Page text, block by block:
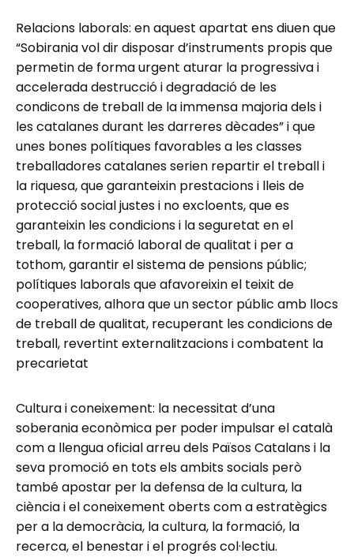
Relacions laborals: en aquest apartat ens diuen que
“Sobirania vol dir disposar d’instruments propis que
permetin de forma urgent aturar la progressiva i
accelerada destrucció i degradació de les
condicons de treball de la immensa majoria dels i
les catalanes durant les darreres dècades” i que
unes bones polítiques favorables a les classes
treballadores catalanes serien repartir el treball i
la riquesa, que garanteixin prestacions i lleis de
protecció social justes i no excloents, que es
garanteixin les condicions i la seguretat en el
treball, la formació laboral de qualitat i per a
tothom, garantir el sistema de pensions públic;
polítiques laborals que afavoreixin el teixit de
cooperatives, alhora que un sector públic amb llocs
de treball de qualitat, recuperant les condicions de
treball, revertint externalitzacions i combatent la
precarietat
Cultura i coneixement: la necessitat d’una
soberania econòmica per poder impulsar el català
com a llengua oficial arreu dels Països Catalans i la
seva promoció en tots els ambits socials però
també apostar per la defensa de la cultura, la
ciència i el coneixement oberts com a estratègics
per a la democràcia, la cultura, la formació, la
recerca, el benestar i el progrés col·lectiu.